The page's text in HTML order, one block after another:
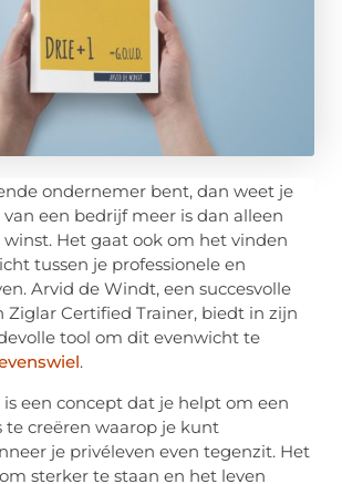
ondernemer bent, dan weet je
een bedrijf meer is dan alleen
Het gaat ook om het vinden
tussen je professionele en
Arvid de Windt, een succesvolle
Ziglar Certified Trainer, biedt in zijn
tool om dit evenwicht te
.
is een concept dat je helpt om een
te creëren waarop je kunt
je privéleven even tegenzit. Het
sterker te staan en het leven